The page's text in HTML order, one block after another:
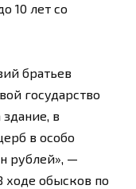
10 лет со
братьев
государство
в
в особо
рублей», —
ходе обысков по